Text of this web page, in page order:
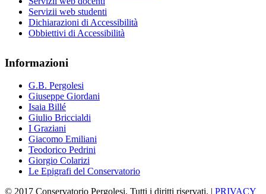
Servizii web studenti
Dichiarazioni di Accessibilità
Obbiettivi di Accessibilità
Informazioni
G.B. Pergolesi
Giuseppe Giordani
Isaia Billé
Giulio Briccialdi
I Graziani
Giacomo Emiliani
Teodorico Pedrini
Giorgio Colarizi
Le Epigrafi del Conservatorio
© 2017 Conservatorio Pergolesi. Tutti i diritti riservati. | PRIVACY